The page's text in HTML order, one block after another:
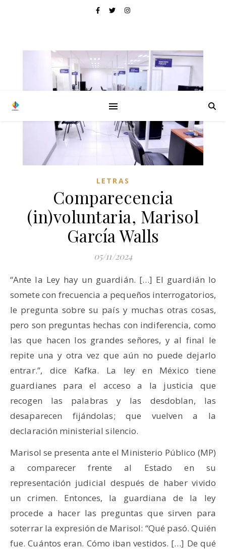
LETRAS
Comparecencia
(in)voluntaria, Marisol
García Walls
05/11/2024
“Ante la Ley hay un guardián. […] El guardián lo
somete con frecuencia a pequeños interrogatorios,
le pregunta sobre su país y muchas otras cosas,
pero son preguntas hechas con indiferencia, como
las que hacen los grandes señores, y al final le
repite una y otra vez que aún no puede dejarlo
entrar.”, dice Kafka. La ley en México tiene
guardianes para el acceso a la justicia que
recogen las palabras y las desdoblan, las
desaparecen fijándolas; que vuelven a la
declaración ministerial silencio.
Marisol se presenta ante el Ministerio Público (MP)
a comparecer frente al Estado en su
representación judicial después de haber vivido
un crimen. Entonces, la guardiana de la ley
procede a hacer las preguntas que sirven para
soterrar la expresión de Marisol: “Qué pasó. Quién
fue. Cuántos eran. Cómo iban vestidos. […] De qué